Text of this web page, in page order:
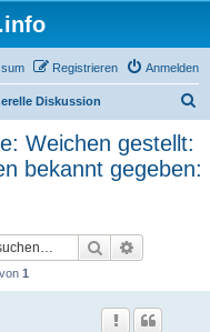
Anmelden
Registrieren
Diskussion
h
Weichen gestellt:
bekannt gegeben:
Suche
von 1